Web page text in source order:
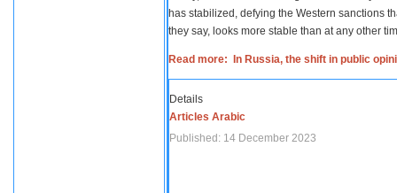
has stabilized, defying the Western sanctions
they say, looks more stable than at any other
Read more: In Russia, the shift in public
Details
Articles Arabic
Published: 14 December 2023